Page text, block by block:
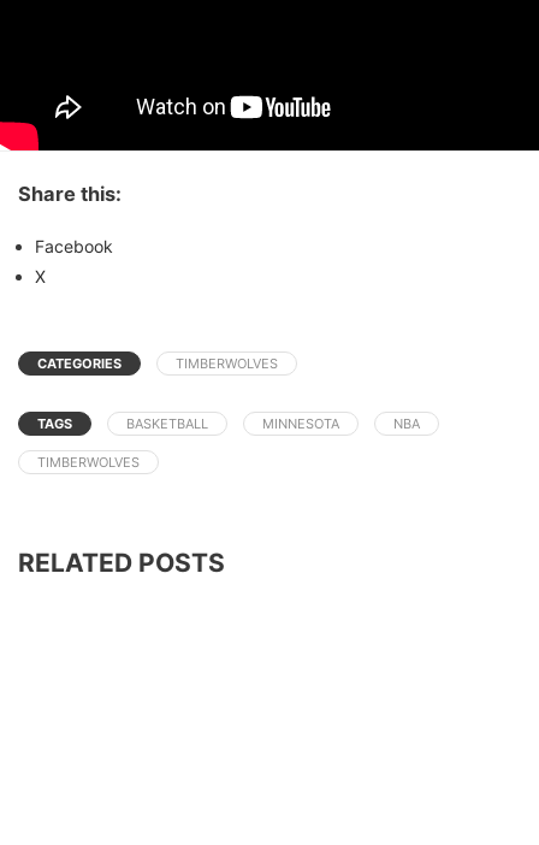
Share this:
Facebook
X
CATEGORIES TIMBERWOLVES
TAGS BASKETBALL MINNESOTA NBA
TIMBERWOLVES
RELATED POSTS